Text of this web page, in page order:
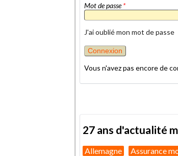
Mot de passe*
J'ai oublié mon mot de passe
Vous n'avez pas encore de
27 ans d'actualité
Allemagne Assurance